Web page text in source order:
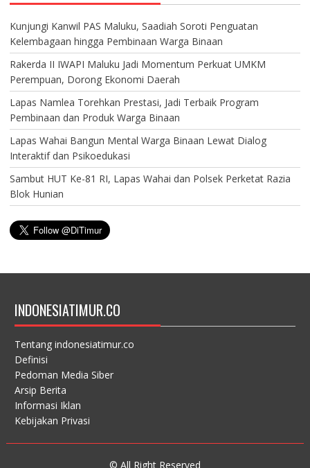
Kunjungi Kanwil PAS Maluku, Saadiah Soroti Penguatan
Kelembagaan hingga Pembinaan Warga Binaan
Rakerda II IWAPI Maluku Jadi Momentum Perkuat UMKM
Perempuan, Dorong Ekonomi Daerah
Lapas Namlea Torehkan Prestasi, Jadi Terbaik Program
Pembinaan dan Produk Warga Binaan
Lapas Wahai Bangun Mental Warga Binaan Lewat Dialog
Interaktif dan Psikoedukasi
Sambut HUT Ke-81 RI, Lapas Wahai dan Polsek Perketat Razia
Blok Hunian
INDONESIATIMUR.CO
Tentang indonesiatimur.co
Definisi
Pedoman Media Siber
Arsip Berita
Informasi Iklan
Kebijakan Privasi
© All Right Reserved